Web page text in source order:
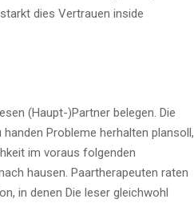
dies Vertrauen inside
(Haupt-)Partner belegen. Die
Probleme herhalten plansoll,
im voraus folgenden
hausen. Paartherapeuten raten
in denen Die leser gleichwohl